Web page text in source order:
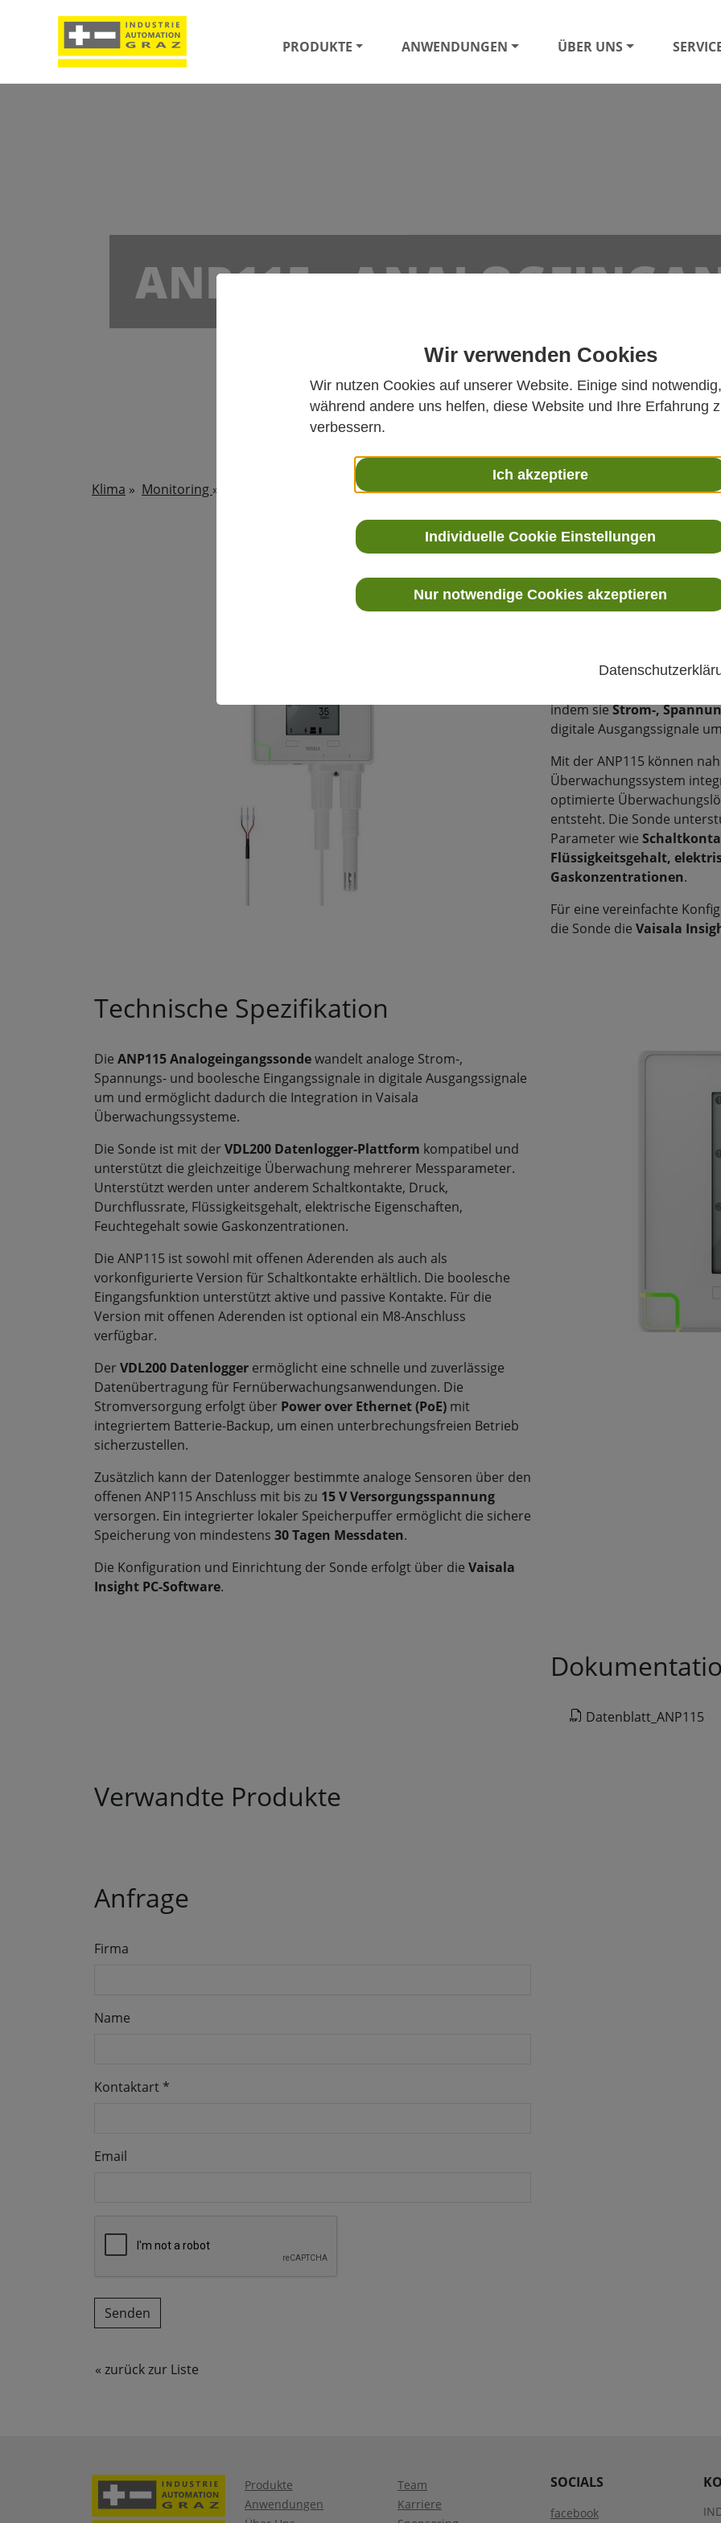
Wir verwenden Cookies
Wir nutzen Cookies auf unserer Website. Einige sind notwendig,
während andere uns helfen, diese Website und Ihre Erfahrung
verbessern.
Ich akzeptiere
Individuelle Cookie Einstellungen
Nur notwendige Cookies akzeptieren
PRODUKTE ANWENDUNGEN ÜBER UNS
ANP115 -
Klima » Monitoring » ANP115 - Analogeingangssonde
indem sieStrom-,
digitale Ausgangssignale
Mit der ANP115 können
Überwachungssystem
optimierte
entsteht. Die Sonde
Parameter wie
Flüssigkeitsgehalt,
Gaskonzentrationen.
Für eine vereinfachte
die Sonde die Vaisala
Technische Spezifikation
Die ANP115 Analogeingangssondewandelt analoge Strom-,
Spannungs- und boolesche Eingangssignale in digitale Ausgangssignale
um und ermöglicht dadurch die Integration in Vaisala
Überwachungssysteme.
Die Sonde ist mit derVDL200 Datenlogger-Plattform kompatibel und
unterstützt die gleichzeitige Überwachung mehrerer Messparameter.
Unterstützt werden unter anderem Schaltkontakte, Druck,
Durchflussrate, Flüssigkeitsgehalt, elektrische Eigenschaften,
Feuchtegehalt sowie Gaskonzentrationen.
Die ANP115 ist sowohl mit offenen Aderenden als auch als
vorkonfigurierte Version für Schaltkontakte erhältlich. Die boolesche
Eingangsfunktion unterstützt aktive und passive Kontakte. Für die
Version mit offenen Aderenden ist optional ein M8-Anschluss
verfügbar.
DerVDL200 Datenlogger ermöglicht eine schnelle und zuverlässige
Datenübertragung für Fernüberwachungsanwendungen. Die
Stromversorgung erfolgt über Power over Ethernet (PoE) mit
integriertem Batterie-Backup, um einen unterbrechungsfreien Betrieb
sicherzustellen.
Zusätzlich kann der Datenlogger bestimmte analoge Sensoren über den
offenen ANP115 Anschluss mit bis zu 15 V Versorgungsspannung
versorgen. Ein integrierter lokaler Speicherpuffer ermöglicht die sichere
Speicherung von mindestens 30 Tagen Messdaten.
Die Konfiguration und Einrichtung der Sonde erfolgt über die Vaisala
Insight PC-Software.
Datenblatt_ANP115
Verwandte Produkte
Anfrage
Firma
Name
Kontaktart *
Email
« zurück zur Liste
Produkte
Anwendungen
Team
Karriere
SOCIALS
facebook